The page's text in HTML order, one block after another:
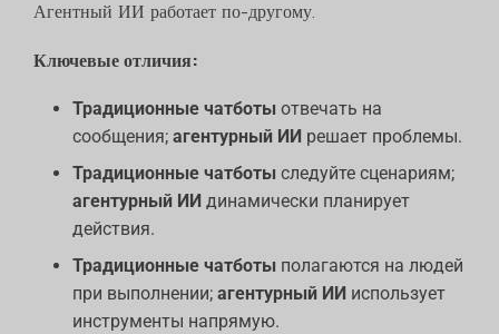
Агентный ИИ работает по-другому.
Ключевые отличия:
Традиционные чатботы отвечать на
сообщения; агентурный ИИ решает проблемы.
Традиционные чатботы следуйте сценариям;
агентурный ИИ динамически планирует
действия.
Традиционные чатботы полагаются на людей
при выполнении; агентурный ИИ использует
инструменты напрямую.